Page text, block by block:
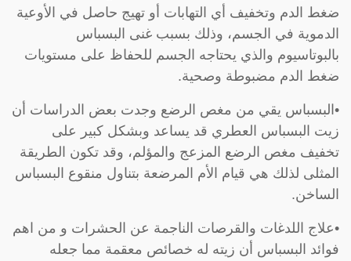
ضغط الدم وتخفيف أي التهابات أو تهيج حاصل في الأوعية
الدموية في الجسم، وذلك بسبب غنى البسباس
بالبوتاسيوم والذي يحتاجه الجسم للحفاظ على مستويات
ضغط الدم مضبوطة وصحية.
•البسباس يقي من مغص الرضع وجدت بعض الدراسات أن
زيت البسباس العطري قد يساعد وبشكل كبير على
تخفيف مغص الرضع المزعج والمؤلم، وقد تكون الطريقة
المثلى لذلك هي قيام الأم المرضعة بتناول منقوع البسباس
الساخن.
•علاج اللدغات والقرصات الناجمة عن الحشرات و من اهم
فوائد البسباس أن زيته له خصائص معقمة مما جعله